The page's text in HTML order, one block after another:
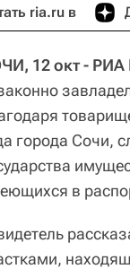
ria.ru в
12 окт - РИА
города Сочи,
в